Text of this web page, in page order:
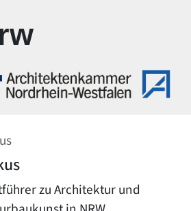
zu Architektur und